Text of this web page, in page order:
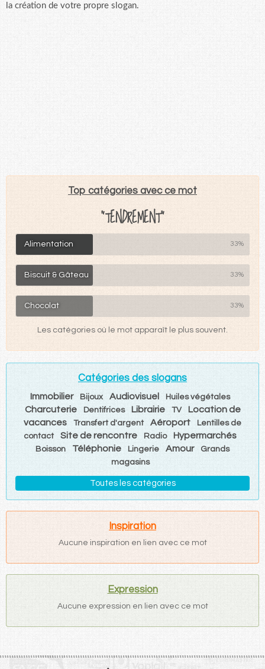
la création de votre propre slogan.
Top catégories avec ce mot
"TENDREMENT"
Alimentation 33%
Biscuit & Gâteau 33%
Chocolat 33%
Les catégories où le mot apparaît le plus souvent.
Catégories des slogans
Immobilier Bijoux Audiovisuel Huiles végétales
Charcuterie Dentifrices Librairie TV
Location de
vacances
Transfert d'argent Aéroport
Lentilles de
contact
Site de rencontre Radio Hypermarchés
Boisson Téléphonie Lingerie Amour
Grands
magasins
Toutes les catégories
Inspiration
Aucune inspiration en lien avec ce mot
Expression
Aucune expression en lien avec ce mot